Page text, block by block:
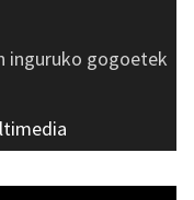
inguruko gogoetek